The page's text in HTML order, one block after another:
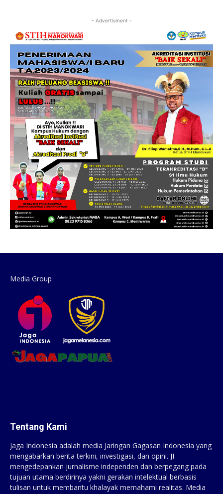
- Advertisment -
Media Group
Tentang Kami
Jaga Indonesia adalah media Jaringan Gagasan Indonesia yang
mengabarkan berita terkini, investigasi, dan opini. JI
mengedepankan jurnalisme independen dan berpegang pada
tujuan utama berdirinya yakni gerakan intelektual berbasis
tulisan untuk membantu khalayak memahami realitas. Media